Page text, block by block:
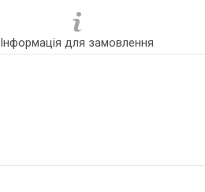
Інформація для замовлення